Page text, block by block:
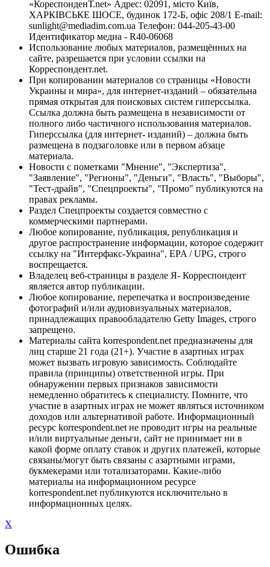
«КореспонденТ.net» Адрес: 02091, місто Київ,
ХАРКІВСЬКЕ ШОСЕ, будинок 172-Б, офіс 208/1 E-mail:
sunlight@mediadim.com.ua Телефон: 044-205-43-00
Идентификатор медиа - R40-06068
Использование любых материалов, размещённых на
сайте, разрешается при условии ссылки на
Корреспондент.net.
При копировании материалов со страницы «Новости
Украины и мира», для интернет-изданий – обязательна
прямая открытая для поисковых систем гиперссылка.
Ссылка должна быть размещена в независимости от
полного либо частичного использования материалов.
Гиперссылка (для интернет- изданий) – должна быть
размещена в подзаголовке или в первом абзаце
материала.
Новости с пометками "Мнение", "Экспертиза",
"Заявление", "Регионы", "Деньги", "Власть", "Выборы",
"Тест-драйв", "Спецпроекты", "Промо" публикуются на
правах рекламы.
Раздел Спецпроекты создается совместно с
коммерческими партнерами.
Любое копирование, публикация, републикация и
другое распространение информации, которое содержит
ссылку на "Интерфакс-Украина", EPA / UPG, строго
воспрещается.
Владелец веб-страницы в разделе Я- Корреспондент
является автор публикации.
Любое копирование, перепечатка и воспроизведение
фотографий и/или аудиовизуальных материалов,
принадлежащих правообладателю Getty Images, строго
запрещено.
Материалы сайта korrespondent.net предназначены для
лиц старше 21 года (21+). Участие в азартных играх
может вызвать игровую зависимость. Соблюдайте
правила (принципы) ответственной игры. При
обнаружении первых признаков зависимости
немедленно обратитесь к специалисту. Помните, что
участие в азартных играх не может являться источником
доходов или альтернативой работе. Информационный
ресурс korrespondent.net не проводит игры на реальные
и/или виртуальные деньги, сайт не принимает ни в
какой форме оплату ставок и других платежей, которые
связаны/могут быть связаны с азартными играми,
букмекерами или тотализаторами. Какие-либо
материалы на информационном ресурсе
korrespondent.net публикуются исключительно в
информационных целях.
X
Ошибка